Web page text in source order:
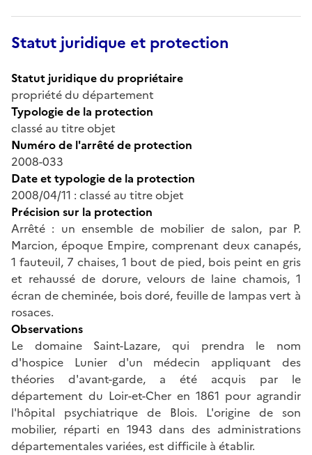
Statut juridique et protection
Statut juridique du propriétaire
propriété du département
Typologie de la protection
classé au titre objet
Numéro de l'arrêté de protection
2008-033
Date et typologie de la protection
2008/04/11 : classé au titre objet
Précision sur la protection
Arrêté : un ensemble de mobilier de salon, par P.
Marcion, époque Empire, comprenant deux canapés,
1 fauteuil, 7 chaises, 1 bout de pied, bois peint en gris
et rehaussé de dorure, velours de laine chamois, 1
écran de cheminée, bois doré, feuille de lampas vert à
rosaces.
Observations
Le domaine Saint-Lazare, qui prendra le nom
d'hospice Lunier d'un médecin appliquant des
théories d'avant-garde, a été acquis par le
département du Loir-et-Cher en 1861 pour agrandir
l'hôpital psychiatrique de Blois. L'origine de son
mobilier, réparti en 1943 dans des administrations
départementales variées, est difficile à établir.